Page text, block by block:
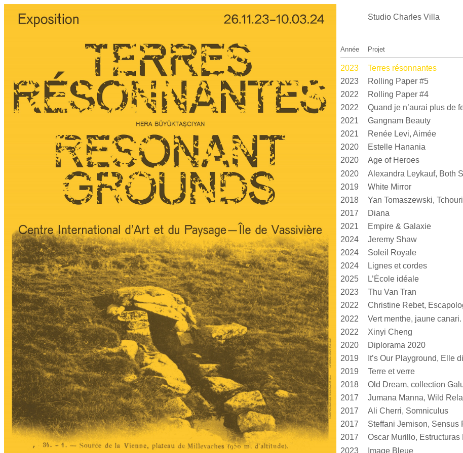
Studio Charles Villa
Année Projet
2023 Terres résonnantes
2023
Rolling Paper #5
2022
Rolling Paper #4
2022
2021
Gangnam Beauty
2021
Renée Levi, Aimée
2020
Estelle Hanania
2020
Age of Heroes
2020
2019
White Mirror
2018
Yan Tomaszewski, Tchouri
2017 Diana
2021 Empire & Galaxie
2024
Jeremy Shaw
2024
Soleil Royale
2024
Lignes et cordes
2025
L’École idéale
2023
Thu Van Tran
2022
Christine Rebet,
2022
2022
Xinyi Cheng
2020
Diplorama 2020
2019
2019
Terre et verre
2018
Old Dream, collection
2017
Jumana Manna, Wild
2017 Ali Cherri, Somniculus
2017
2017
2023 Image Bleue